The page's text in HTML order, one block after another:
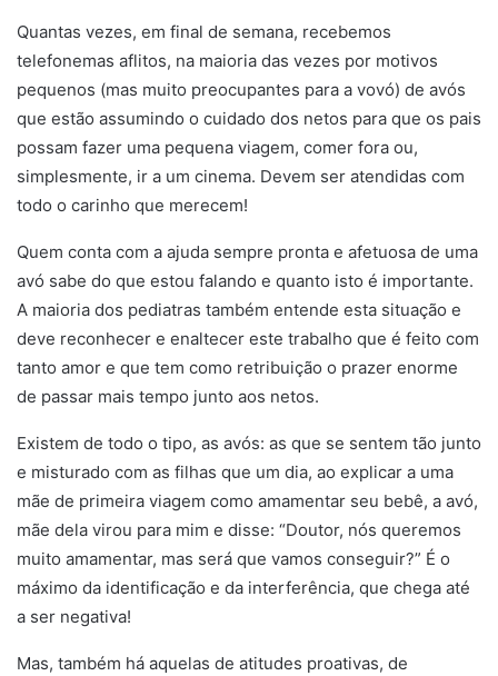
Quantas vezes, em final de semana, recebemos
telefonemas aflitos, na maioria das vezes por motivos
pequenos (mas muito preocupantes para a vovó) de avós
que estão assumindo o cuidado dos netos para que os pais
possam fazer uma pequena viagem, comer fora ou,
simplesmente, ir a um cinema. Devem ser atendidas com
todo o carinho que merecem!
Quem conta com a ajuda sempre pronta e afetuosa de uma
avó sabe do que estou falando e quanto isto é importante.
A maioria dos pediatras também entende esta situação e
deve reconhecer e enaltecer este trabalho que é feito com
tanto amor e que tem como retribuição o prazer enorme
de passar mais tempo junto aos netos.
Existem de todo o tipo, as avós: as que se sentem tão junto
e misturado com as filhas que um dia, ao explicar a uma
mãe de primeira viagem como amamentar seu bebê, a avó,
mãe dela virou para mim e disse: “Doutor, nós queremos
muito amamentar, mas será que vamos conseguir?” É o
máximo da identificação e da interferência, que chega até
a ser negativa!
Mas, também há aquelas de atitudes proativas, de